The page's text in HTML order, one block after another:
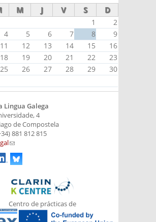
M J V S D
1
2
4 5 6 7 8
9
11 12 13 14 15
16
18 19 20 21 22
23
25 26 27 28 29
30
Lingua Galega
4
de Compostela
881 812 815
(link sends e-mail)
Centro de prácticas de